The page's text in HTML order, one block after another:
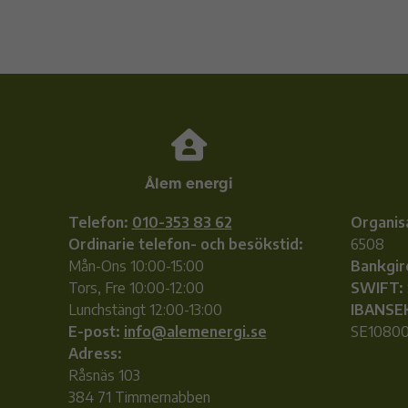
Ålem energi
Telefon: 010-353 83 62
Ordinarie telefon- och besökstid:
Mån-Ons 10:00-15:00
Tors, Fre 10:00-12:00
Lunchstängt 12:00-13:00
E-post: info@alemenergi.se
Adress:
Råsnäs 103
384 71 Timmernabben
6508
SWIFT: